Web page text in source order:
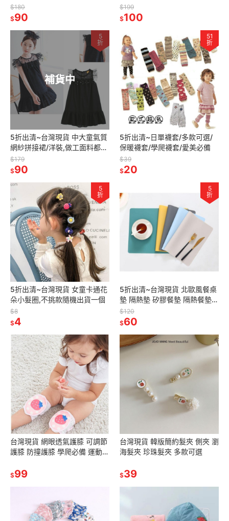
圈,100/110/120/130/140
$180
$90
120/130/140/150/160/170
$199
$100
補貨中
5
折
5折出清~台灣現貨 中大童氣質
網紗拼接裙/洋裝,做工面料都用
心
$179
$90
51
折
5折出清~日單襪套/多款可選/
保暖襪套/學爬襪套/愛美必備
$39
$20
5
折
5折出清~台灣現貨 女童卡通花
朵小髮圈,不挑款隨機出貨一個
$8
$4
5
折
5折出清~台灣現貨 北歐風餐桌
墊 隔熱墊 矽膠餐墊 隔熱餐墊
矽膠墊 防滑墊 現貨供應
$120
$60
台灣現貨 網眼透氣護膝 可調節
護膝 防撞護膝 學爬必備 運動必
$99
台灣現貨 韓版簡約髮夾 側夾 瀏
海髮夾 珍珠髮夾 多款可選
$39